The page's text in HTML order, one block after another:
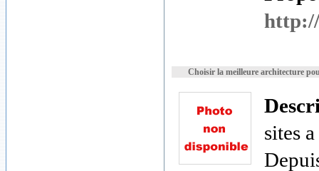
Choisir la meilleure architecture
sites